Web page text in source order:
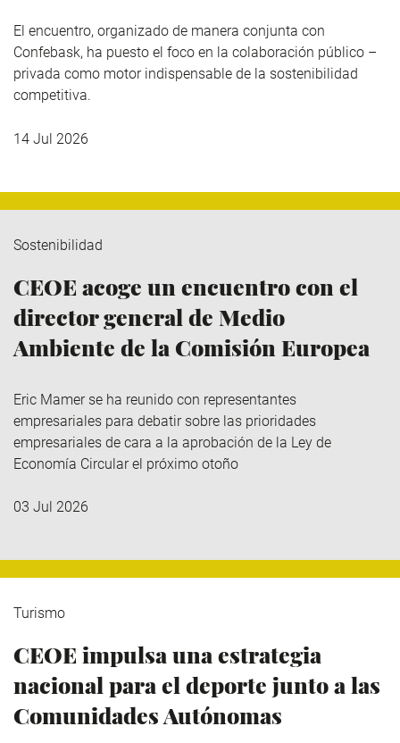
El encuentro, organizado de manera conjunta con
Confebask, ha puesto el foco en la colaboración público –
privada como motor indispensable de la sostenibilidad
competitiva.
14 Jul 2026
Sostenibilidad
CEOE acoge un encuentro con el
director general de Medio
Ambiente de la Comisión Europea
Eric Mamer se ha reunido con representantes
empresariales para debatir sobre las prioridades
empresariales de cara a la aprobación de la Ley de
Economía Circular el próximo otoño
03 Jul 2026
Turismo
CEOE impulsa una estrategia
nacional para el deporte junto a las
Comunidades Autónomas